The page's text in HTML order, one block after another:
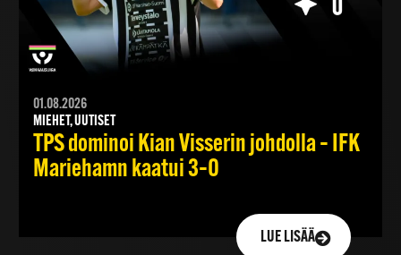
01.08.2026
MIEHET, UUTISET
TPS dominoi Kian Visserin johdolla – IFK
Mariehamn kaatui 3–0
LUE LISÄÄ